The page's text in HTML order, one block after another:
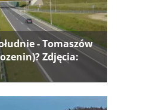
- Tomaszów
Zdjęcia: